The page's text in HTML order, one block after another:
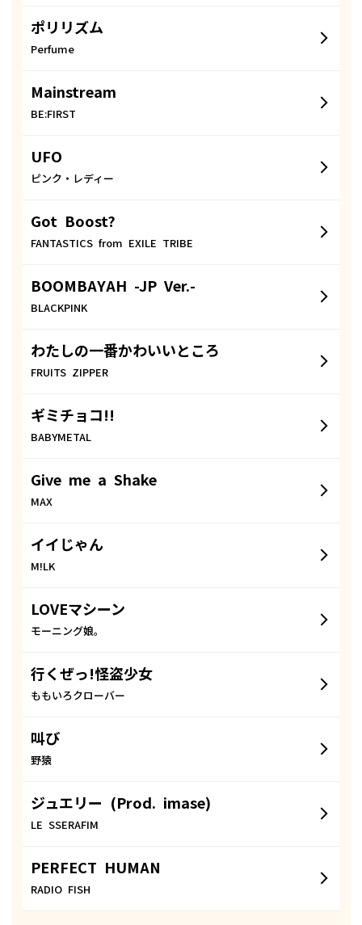
ポリリズム
Perfume
Mainstream
BE:FIRST
UFO
ピンク・レディー
Got Boost?
FANTASTICS from EXILE TRIBE
BOOMBAYAH -JP Ver.-
BLACKPINK
わたしの一番かわいいところ
FRUITS ZIPPER
ギミチョコ!!
BABYMETAL
Give me a Shake
MAX
イイじゃん
M!LK
LOVEマシーン
モーニング娘。
行くぜっ!怪盗少女
ももいろクローバー
叫び
野猿
ジュエリー (Prod. imase)
LE SSERAFIM
PERFECT HUMAN
RADIO FISH